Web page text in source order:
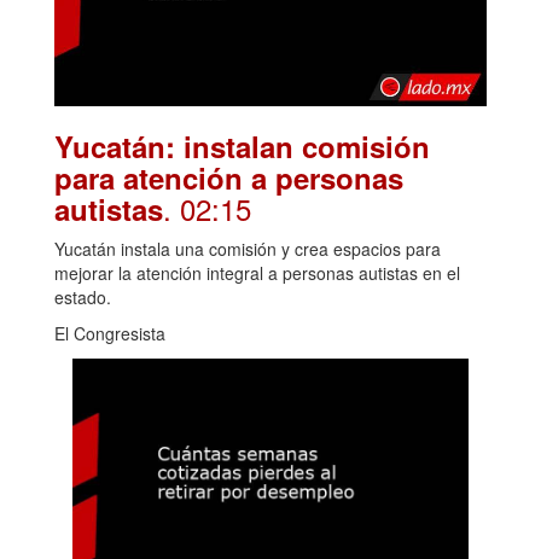
Yucatán: instalan comisión
para atención a personas
autistas. 02:15
Yucatán instala una comisión y crea espacios para
mejorar la atención integral a personas autistas en el
estado.
El Congresista